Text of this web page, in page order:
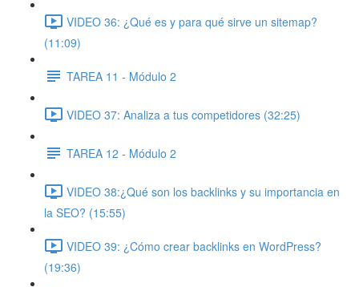
VIDEO 36: ¿Qué es y para qué sirve un sitemap?
(11:09)
TAREA 11 - Módulo 2
VIDEO 37: Analiza a tus competidores (32:25)
TAREA 12 - Módulo 2
VIDEO 38:¿Qué son los backlinks y su importancia en
la SEO? (15:55)
VIDEO 39: ¿Cómo crear backlinks en WordPress?
(19:36)